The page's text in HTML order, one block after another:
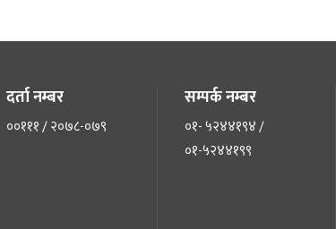
दर्ता नम्बर
००१११ / २०७८-०७९
सम्पर्क नम्बर
०१- ५२४४१९४ /
०१-५२४४१९९